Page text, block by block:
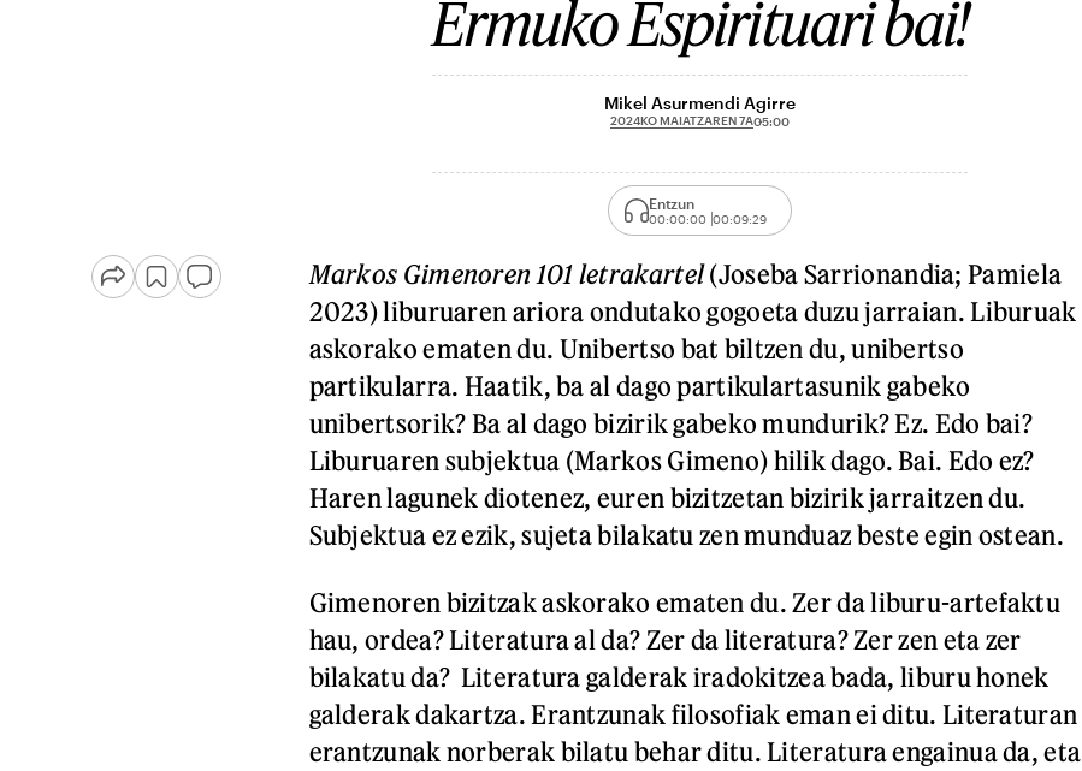
Ermuko Espirituari bai!
Mikel Asurmendi Agirre
2024KO MAIATZAREN 7A05:00
Entzun
00:00:00 00:09:29
Markos Gimenoren 101 letrakartel(Joseba Sarrionandia; Pamiela
2023) liburuaren ariora ondutako gogoeta duzu jarraian. Liburuak
askorako ematen du. Unibertso bat biltzen du, unibertso
partikularra. Haatik, ba al dago partikulartasunik gabeko
unibertsorik? Ba al dago bizirik gabeko mundurik? Ez. Edo bai?
Liburuaren subjektua (Markos Gimeno) hilik dago. Bai. Edo ez?
Haren lagunek diotenez, euren bizitzetan bizirik jarraitzen du.
Subjektua ez ezik, sujeta bilakatu zen munduaz beste egin ostean.
Gimenoren bizitzak askorako ematen du. Zer da liburu-artefaktu
hau, ordea? Literatura al da? Zer da literatura? Zer zen eta zer
bilakatu da? Literatura galderak iradokitzea bada, liburu honek
galderak dakartza. Erantzunak filosofiak eman ei ditu. Literaturan
erantzunak norberak bilatu behar ditu. Literatura engainua da, eta